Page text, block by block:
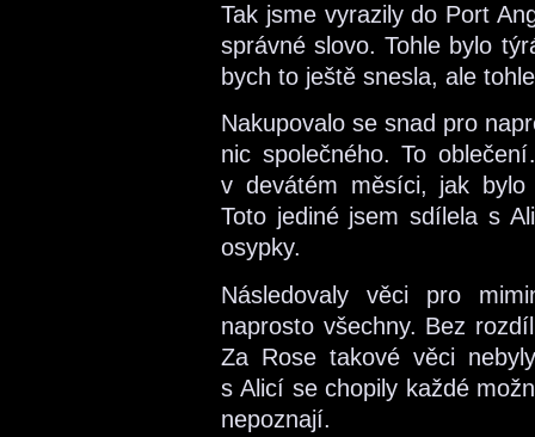
Tak jsme vyrazily do Port
správné slovo. Tohle bylo
bych to ještě snesla, ale
Nakupovalo se snad pro
nic společného. To
v devátém měsíci, jak bylo
Toto jediné jsem sdílela s
osypky.
Následovaly věci pro
naprosto všechny. Bez
Za Rose takové věci
s Alicí se chopily každé
nepoznají.